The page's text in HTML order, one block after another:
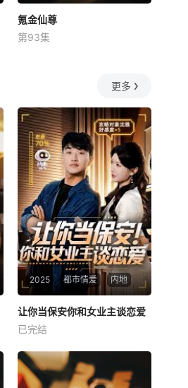
氪金仙尊
未知
氪金仙尊
第93集
更多
2025 都市情爱 内地
未知
让你当保安你和女业主谈恋爱
已完结